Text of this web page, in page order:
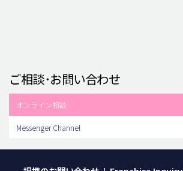
ご相談･お問い合わせ
オンライン相談
Messenger Channel